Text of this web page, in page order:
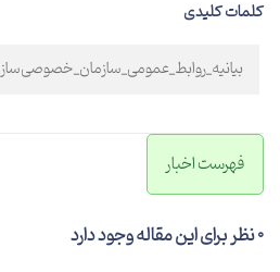
کلمات کلیدی
فهرست اخبار
0 نظر برای این مقاله وجود دارد